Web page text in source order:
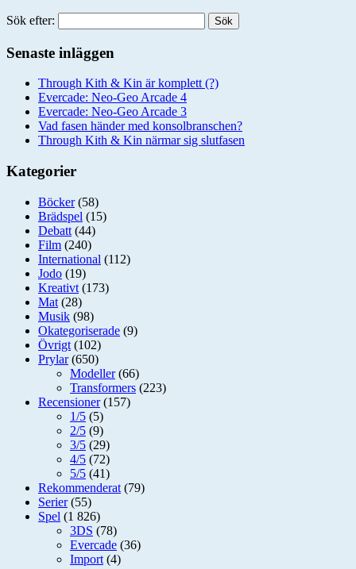
Sök efter:
Senaste inläggen
Through Kith & Kin är komplett (?)
Evercade: Neo-Geo Arcade 4
Evercade: Neo-Geo Arcade 3
Vad fasen händer med konsolbranschen?
Through Kith & Kin närmar sig slutfasen
Kategorier
Böcker(58)
Brädspel (15)
Debatt (44)
Film (240)
International (112)
Jodo (19)
Kreativt (173)
Mat (28)
Musik (98)
Okategoriserade (9)
Övrigt (102)
Prylar(650)
Modeller(66)
Transformers (223)
Recensioner(157)
1/5 (5)
2/5 (9)
3/5 (29)
4/5 (72)
5/5 (41)
Rekommenderat (79)
Serier(55)
Spel (1 826)
3DS (78)
Evercade (36)
Import (4)